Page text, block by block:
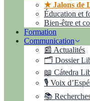
★ Jalons de
Éducation et
Bien-être et
Formation
Communication
📰 Actualités
🗂️ Dossier
📖 Cátedra
🎙️ Voix
📚